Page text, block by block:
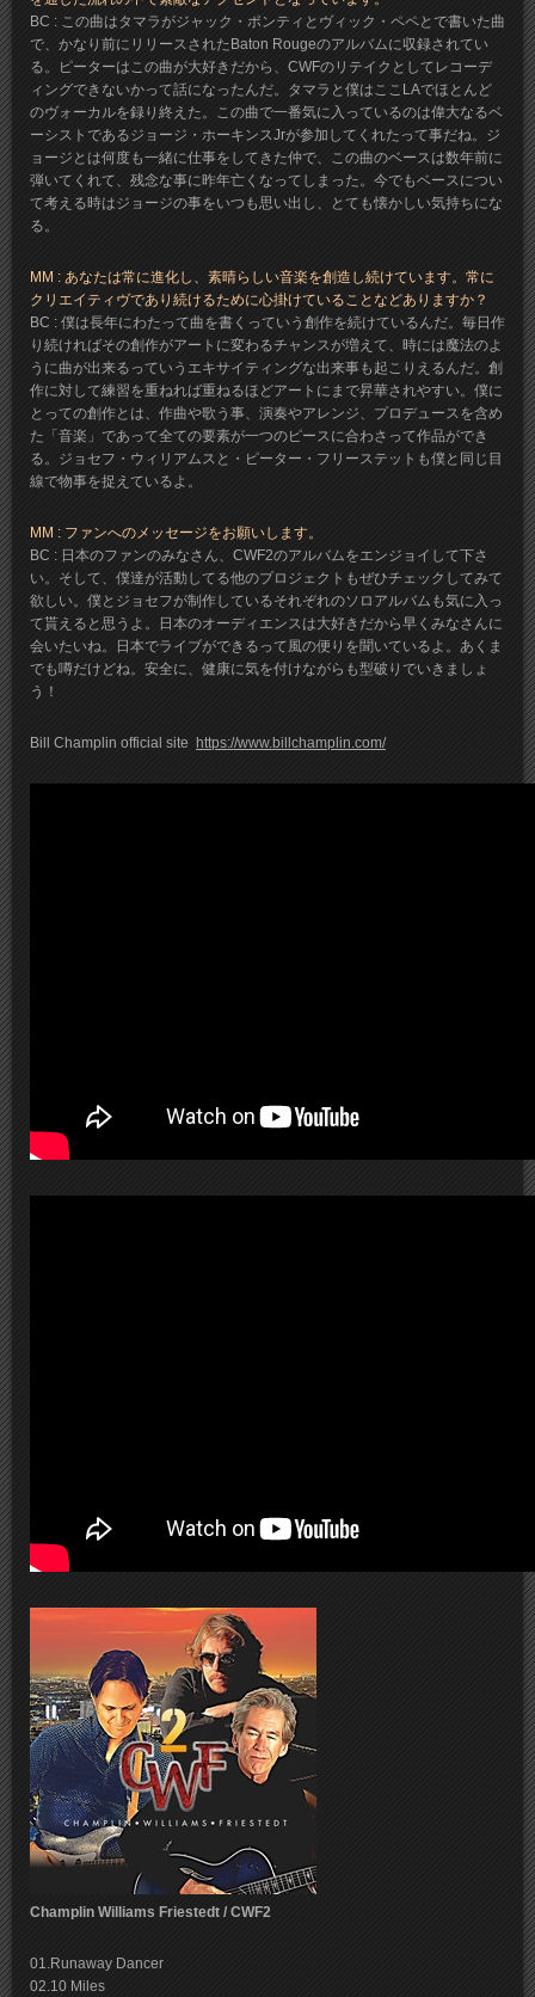
BC : この曲はタマラがジャック・ポンティとヴィック・ペペとで書いた曲
で、かなり前にリリースされたBaton Rougeのアルバムに収録されてい
る。ピーターはこの曲が大好きだから、CWFのリテイクとしてレコーデ
ィングできないかって話になったんだ。タマラと僕はここLAでほとんど
のヴォーカルを録り終えた。この曲で一番気に入っているのは偉大なるベ
ーシストであるジョージ・ホーキンスJrが参加してくれたって事だね。ジ
ョージとは何度も一緒に仕事をしてきた仲で、この曲のベースは数年前に
弾いてくれて、残念な事に昨年亡くなってしまった。今でもベースについ
て考える時はジョージの事をいつも思い出し、とても懐かしい気持ちにな
る。
MM : あなたは常に進化し、素晴らしい音楽を創造し続けています。常に
クリエイティヴであり続けるために心掛けていることなどありますか？
BC : 僕は長年にわたって曲を書くっていう創作を続けているんだ。毎日作
り続ければその創作がアートに変わるチャンスが増えて、時には魔法のよ
うに曲が出来るっていうエキサイティングな出来事も起こりえるんだ。創
作に対して練習を重ねれば重ねるほどアートにまで昇華されやすい。僕に
とっての創作とは、作曲や歌う事、演奏やアレンジ、プロデュースを含め
た「音楽」であって全ての要素が一つのピースに合わさって作品ができ
る。ジョセフ・ウィリアムスと・ピーター・フリーステットも僕と同じ目
線で物事を捉えているよ。
MM : ファンへのメッセージをお願いします。
BC : 日本のファンのみなさん、CWF2のアルバムをエンジョイして下さ
い。そして、僕達が活動してる他のプロジェクトもぜひチェックしてみて
欲しい。僕とジョセフが制作しているそれぞれのソロアルバムも気に入っ
て貰えると思うよ。日本のオーディエンスは大好きだから早くみなさんに
会いたいね。日本でライブができるって風の便りを聞いているよ。あくま
でも噂だけどね。安全に、健康に気を付けながらも型破りでいきましょ
う！
Bill Champlin official site https://www.billchamplin.com/
Champlin Williams Friestedt / CWF2
01.Runaway Dancer
02.10 Miles